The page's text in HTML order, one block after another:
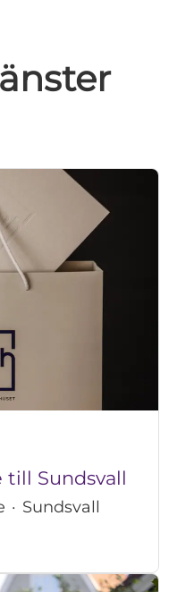
till Sundsvall
· Sundsvall